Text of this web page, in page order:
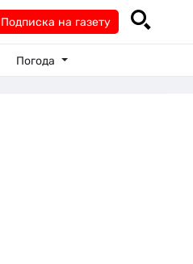
Подписка на газету
Погода